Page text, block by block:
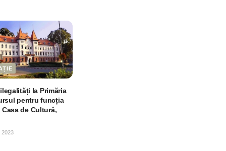
la Primăria
pentru funcția
de Cultură,
2023